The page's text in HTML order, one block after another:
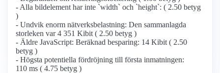
- Alla bildelement har inte `width` och `height`: ( 2.50 betyg
)
- Undvik enorm nätverksbelastning: Den sammanlagda
storleken var 4 351 Kibit ( 2.50 betyg )
- Äldre JavaScript: Beräknad besparing: 14 Kibit ( 2.50
betyg )
- Högsta potentiella fördröjning till första inmatningen:
110 ms ( 4.75 betyg )